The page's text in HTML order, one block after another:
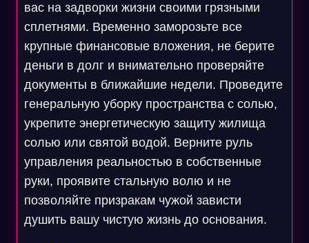
вас на задворки жизни своими грязными
сплетнями. Временно заморозьте все
крупные финансовые вложения, не берите
деньги в долг и внимательно проверяйте
документы в ближайшие недели. Проведите
генеральную уборку пространства с солью,
укрепите энергетическую защиту жилища
солью или святой водой. Верните руль
управления реальностью в собственные
руки, проявите стальную волю и не
позволяйте призракам чужой зависти
душить вашу чистую жизнь до основания.